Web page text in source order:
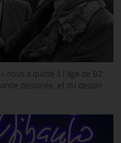
nous a quitté à l’âge de 92
dessinée, et du dessin